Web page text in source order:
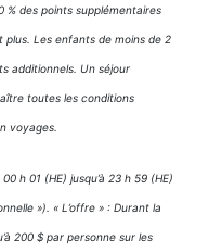
% des points supplémentaires
plus. Les enfants de moins de 2
additionnels. Un séjour
toutes les conditions
voyages.
h 01 (HE) jusqu’à 23 h 59 (HE)
»). « L’offre » : Durant la
200 $ par personne sur les